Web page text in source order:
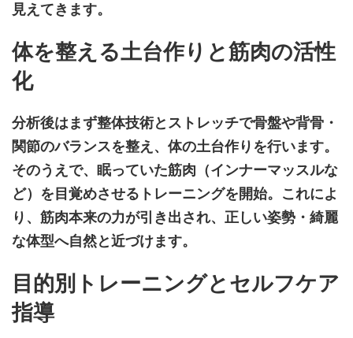
見えてきます。
体を整える土台作りと筋肉の活性
化
分析後はまず整体技術とストレッチで骨盤や背骨・
関節のバランスを整え、体の土台作りを行います。
そのうえで、眠っていた筋肉（インナーマッスルな
ど）を目覚めさせるトレーニングを開始。これによ
り、筋肉本来の力が引き出され、正しい姿勢・綺麗
な体型へ自然と近づけます。
目的別トレーニングとセルフケア
指導